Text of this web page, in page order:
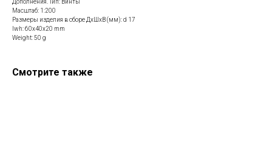
Дополнения. Тип: Винты
Масштаб: 1:200
Размеры изделия в сборе ДхШхВ (мм): d 17
lwh: 60x40x20 mm
Weight: 50 g
Смотрите также